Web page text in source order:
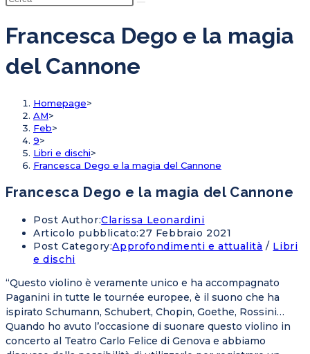
Francesca Dego e la magia
del Cannone
Homepage>
AM>
Feb>
9>
Libri e dischi>
Francesca Dego e la magia del Cannone
Francesca Dego e la magia del Cannone
Post Author:Clarissa Leonardini
Articolo pubblicato:27 Febbraio 2021
Post Category:Approfondimenti e attualità / Libri
e dischi
“Questo violino è veramente unico e ha accompagnato
Paganini in tutte le tournée europee, è il suono che ha
ispirato Schumann, Schubert, Chopin, Goethe, Rossini…
Quando ho avuto l’occasione di suonare questo violino in
concerto al Teatro Carlo Felice di Genova e abbiamo